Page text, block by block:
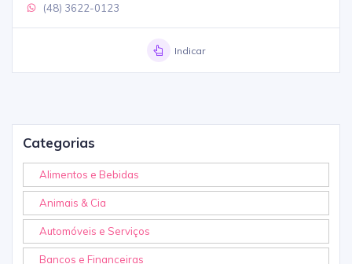
Categorias
Alimentos e Bebidas
Animais & Cia
Automóveis e Serviços
Bancos e Financeiras
(48) 3622-0123
Indicar